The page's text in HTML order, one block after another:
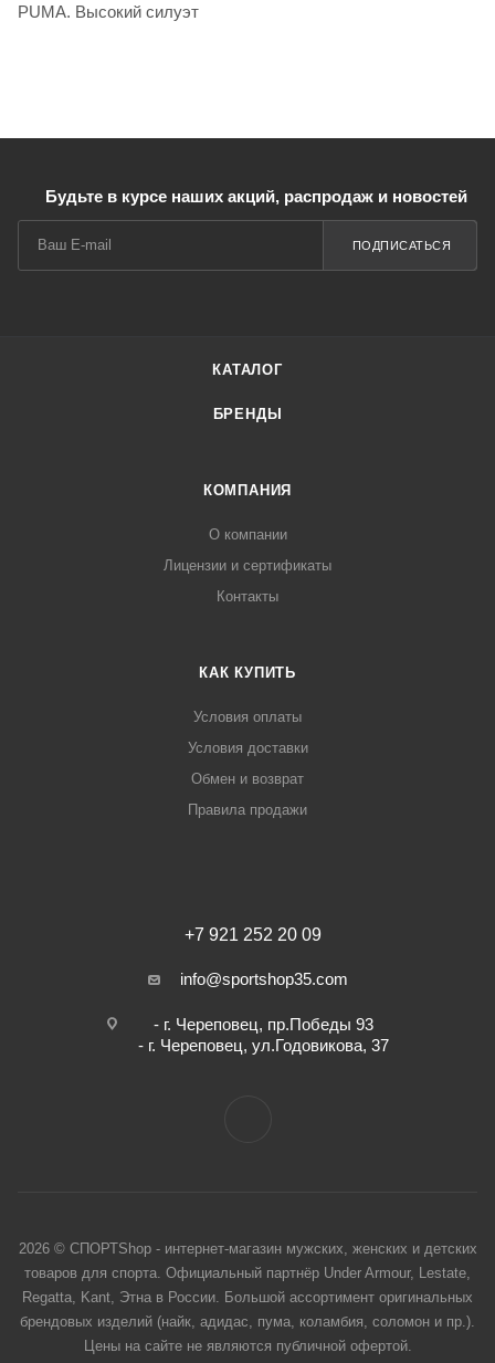
PUMA. Высокий силуэт
Будьте в курсе наших акций, распродаж и новостей
ПОДПИСАТЬСЯ
КАТАЛОГ
БРЕНДЫ
КОМПАНИЯ
О компании
Лицензии и сертификаты
Контакты
КАК КУПИТЬ
Условия оплаты
Условия доставки
Обмен и возврат
Правила продажи
+7 921 252 20 09
info@sportshop35.com
- г. Череповец, пр.Победы 93
- г. Череповец, ул.Годовикова, 37
2026 © СПОРТShop - интернет-магазин мужских, женских и детских
товаров для спорта. Официальный партнёр Under Armour, Lestate,
Regatta, Kant, Этна в России. Большой ассортимент оригинальных
брендовых изделий (найк, адидас, пума, коламбия, соломон и пр.).
Цены на сайте не являются публичной офертой.